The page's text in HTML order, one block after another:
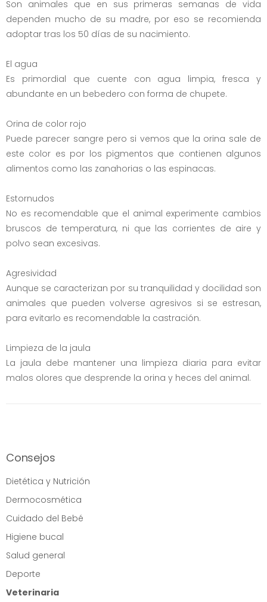
Son animales que en sus primeras semanas de vida
dependen mucho de su madre, por eso se recomienda
adoptar tras los 50 días de su nacimiento.
El agua
Es primordial que cuente con agua limpia, fresca y
abundante en un bebedero con forma de chupete.
Orina de color rojo
Puede parecer sangre pero si vemos que la orina sale de
este color es por los pigmentos que contienen algunos
alimentos como las zanahorias o las espinacas.
Estornudos
No es recomendable que el animal experimente cambios
bruscos de temperatura, ni que las corrientes de aire y
polvo sean excesivas.
Agresividad
Aunque se caracterizan por su tranquilidad y docilidad son
animales que pueden volverse agresivos si se estresan,
para evitarlo es recomendable la castración.
Limpieza de la jaula
La jaula debe mantener una limpieza diaria para evitar
malos olores que desprende la orina y heces del animal.
Consejos
Dietética y Nutrición
Dermocosmética
Cuidado del Bebé
Higiene bucal
Salud general
Deporte
Veterinaria